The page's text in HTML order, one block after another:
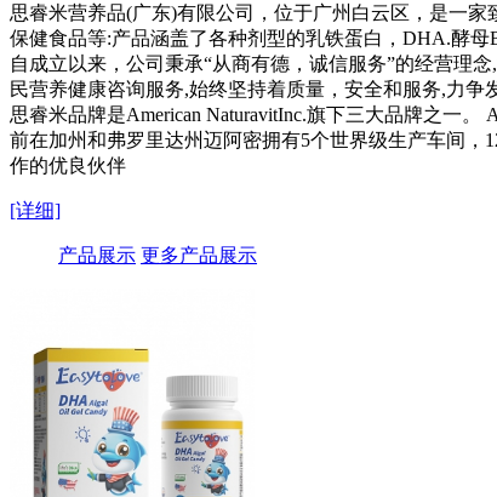
思睿米营养品(广东)有限公司，位于广州白云区，是一
保健食品等:产品涵盖了各种剂型的乳铁蛋白，DHA.酵母
自成立以来，公司秉承“从商有德，诚信服务”的经营理
民营养健康咨询服务,始终坚持着质量，安全和服务,力争
思睿米品牌是American NaturavitInc.旗下三大品牌之一
前在加州和弗罗里达州迈阿密拥有5个世界级生产车间
作的优良伙伴
[详细]
产品展示 更多产品展示